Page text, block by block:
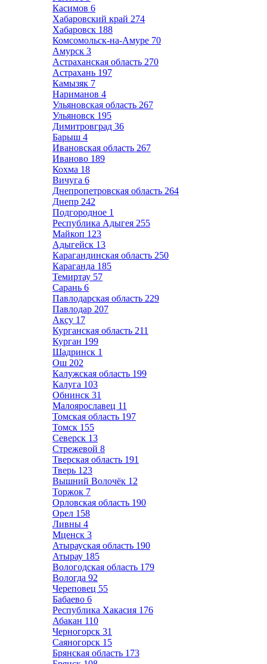
Касимов 6
Хабаровский край 274
Хабаровск 188
Комсомольск-на-Амуре 70
Амурск 3
Астраханская область 270
Астрахань 197
Камызяк 7
Нариманов 4
Ульяновская область 267
Ульяновск 195
Димитровград 36
Барыш 4
Ивановская область 267
Иваново 189
Кохма 18
Вичуга 6
Днепропетровская область 264
Днепр 242
Подгородное 1
Республика Адыгея 255
Майкоп 123
Адыгейск 13
Карагандинская область 250
Караганда 185
Темиртау 57
Сарань 6
Павлодарская область 229
Павлодар 207
Аксу 17
Курганская область 211
Курган 199
Шадринск 1
Ош 202
Калужская область 199
Калуга 103
Обнинск 31
Малоярославец 11
Томская область 197
Томск 155
Северск 13
Стрежевой 8
Тверская область 191
Тверь 123
Вышний Волочёк 12
Торжок 7
Орловская область 190
Орел 158
Ливны 4
Мценск 3
Атырауская область 190
Атырау 185
Вологодская область 179
Вологда 92
Череповец 55
Бабаево 6
Республика Хакасия 176
Абакан 110
Черногорск 31
Саяногорск 15
Брянская область 173